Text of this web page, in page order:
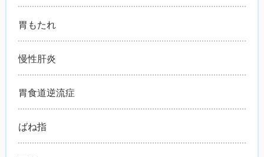
胃もたれ
慢性肝炎
胃食道逆流症
ばね指